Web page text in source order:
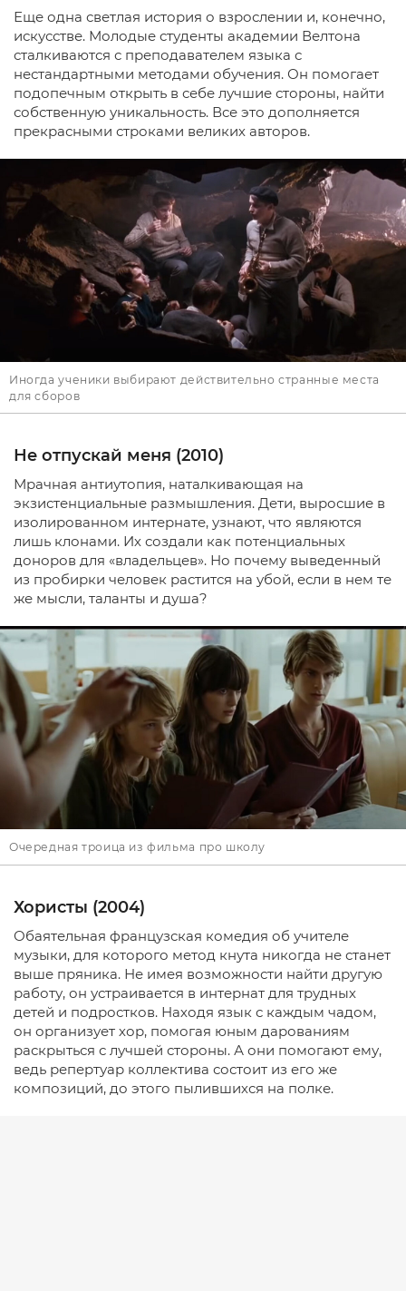
Еще одна светлая история о взрослении и, конечно,
искусстве. Молодые студенты академии Велтона
сталкиваются с преподавателем языка с
нестандартными методами обучения. Он помогает
подопечным открыть в себе лучшие стороны, найти
собственную уникальность. Все это дополняется
прекрасными строками великих авторов.
Иногда ученики выбирают действительно странные места
для сборов
Не отпускай меня (2010)
Мрачная антиутопия, наталкивающая на
экзистенциальные размышления. Дети, выросшие в
изолированном интернате, узнают, что являются
лишь клонами. Их создали как потенциальных
доноров для «владельцев». Но почему выведенный
из пробирки человек растится на убой, если в нем те
же мысли, таланты и душа?
Очередная троица из фильма про школу
Хористы (2004)
Обаятельная французская комедия об учителе
музыки, для которого метод кнута никогда не станет
выше пряника. Не имея возможности найти другую
работу, он устраивается в интернат для трудных
детей и подростков. Находя язык с каждым чадом,
он организует хор, помогая юным дарованиям
раскрыться с лучшей стороны. А они помогают ему,
ведь репертуар коллектива состоит из его же
композиций, до этого пылившихся на полке.